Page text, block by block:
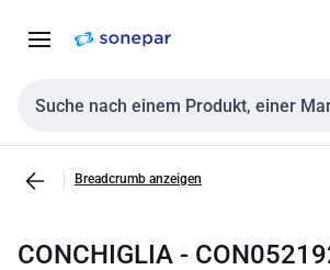
NavigationInhalt
Sucheingabe
Breadcrumb anzeigen
CONCHIGLIA -